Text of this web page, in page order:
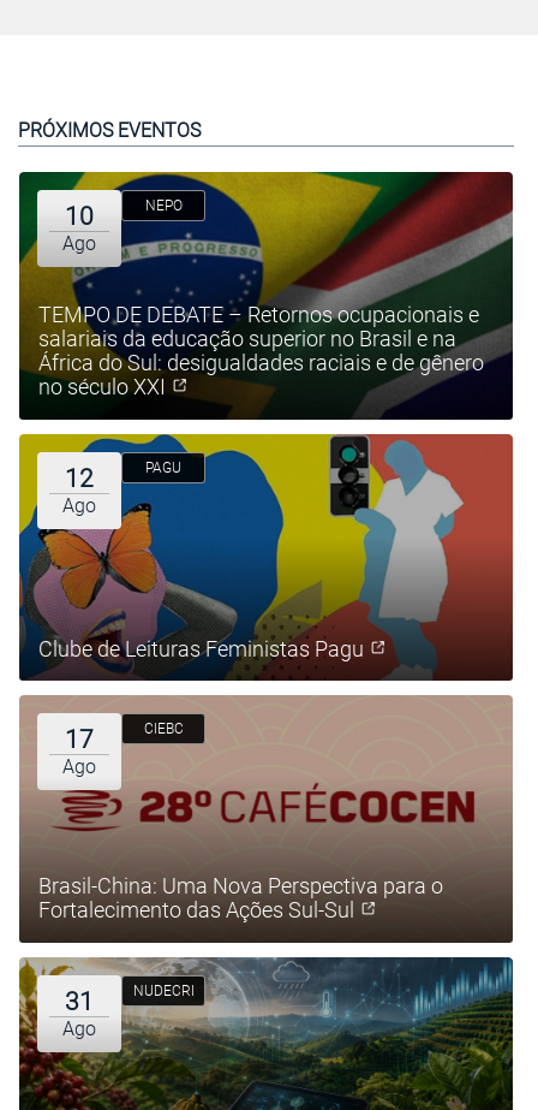
PRÓXIMOS EVENTOS
10
Ago
NEPO
TEMPO DE DEBATE – Retornos ocupacionais e
salariais da educação superior no Brasil e na
África do Sul: desigualdades raciais e de gênero
no século XXI
12
Ago
PAGU
Clube de Leituras Feministas Pagu
17
Ago
CIEBC
Brasil-China: Uma Nova Perspectiva para o
Fortalecimento das Ações Sul-Sul
31
Ago
NUDECRI